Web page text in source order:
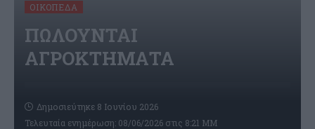
ΟΙΚΌΠΕΔΑ
ΠΩΛΟΥΝΤΑΙ
ΑΓΡΟΚΤΗΜΑΤΑ
Τελευταία ενημέρωση: 08/06/2026 στις 8:21 ΜΜ
Δημοσιεύτηκε 8 Ιουνίου 2026